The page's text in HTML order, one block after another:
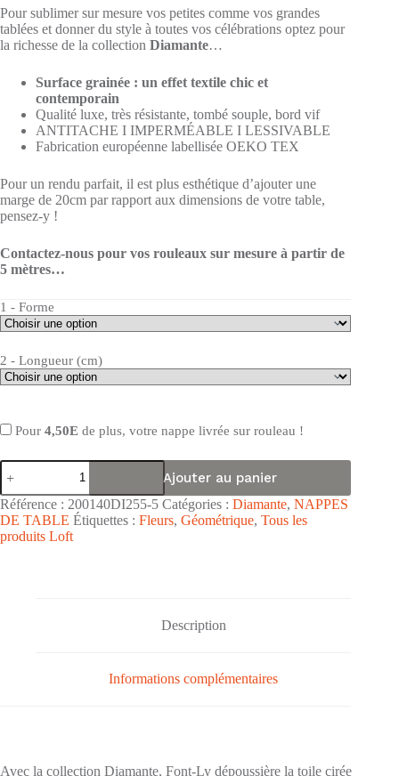
Pour sublimer sur mesure vos petites comme vos grandes
tablées et donner du style à toutes vos célébrations optez pour
la richesse de la collection Diamante…
Surface grainée : un effet textile chic et
contemporain
Qualité luxe, très résistante, tombé souple, bord vif
ANTITACHE I IMPERMÉABLE I LESSIVABLE
Fabrication européenne labellisée OEKO TEX
Pour un rendu parfait, il est plus esthétique d’ajouter une
marge de 20cm par rapport aux dimensions de votre table,
pensez-y !
Contactez-nous pour vos rouleaux sur mesure à partir de
5 mètres…
1 - Forme
2 - Longueur (cm)
Pour 4,50E de plus, votre nappe livrée sur rouleau !
quantité
de
Nappe
de
table
PVC
Ajouter au panier
Référence : 200140DI255-5 Catégories : Diamante, NAPPES
DE TABLE Étiquettes : Fleurs, Géométrique, Tous les
produits Loft
Description
Informations complémentaires
Avec la collection Diamante, Font-Ly dépoussière la toile cirée